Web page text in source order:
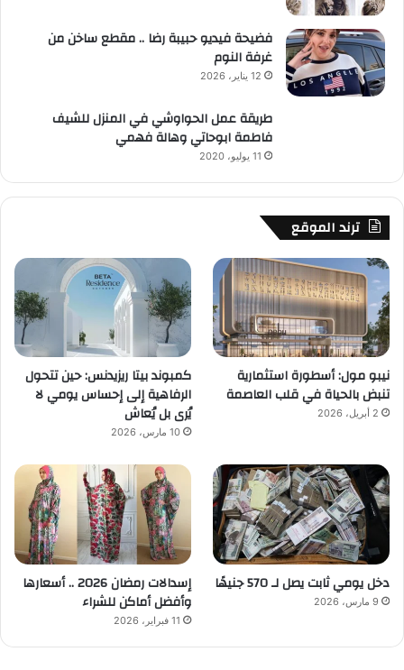
فضيحة فيديو حبيبة رضا .. مقطع ساخن من
غرفة النوم
12 يناير، 2026
طريقة عمل الحواوشي في المنزل للشيف
فاطمة ابوحاتي وهالة فهمي
11 يوليو، 2020
ترند الموقع
نيبو مول: أسطورة استثمارية
تنبض بالحياة في قلب العاصمة
2 أبريل، 2026
كمبوند بيتا ريزيدنس: حين تتحول
الرفاهية إلى إحساس يومي لا
يُرى بل يُعاش
10 مارس، 2026
دخل يومي ثابت يصل لـ 570 جنيهًا
9 مارس، 2026
إسدالات رمضان 2026 .. أسعارها
وأفضل أماكن للشراء
11 فبراير، 2026